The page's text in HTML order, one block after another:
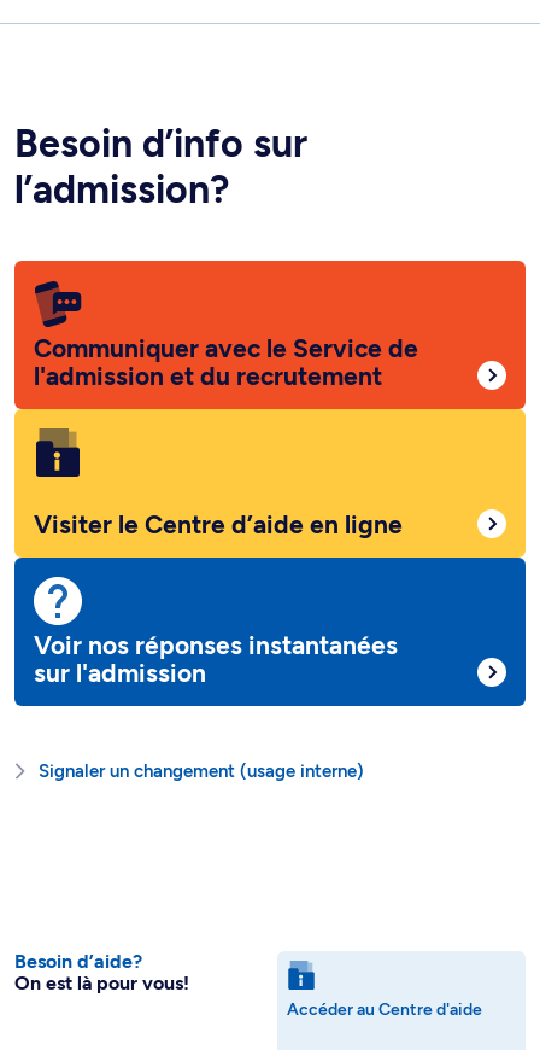
Besoin d’info sur
l’admission?
Communiquer avec le Service de
l'admission et du recrutement
Visiter le Centre d’aide en ligne
Voir nos réponses instantanées
sur l'admission
Signaler un changement (usage interne)
Besoin d’aide?
On est là pour vous!
Accéder au Centre d'aide